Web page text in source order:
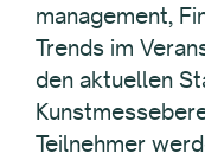
management,
Trends im
den aktuellen
Teilnehmer